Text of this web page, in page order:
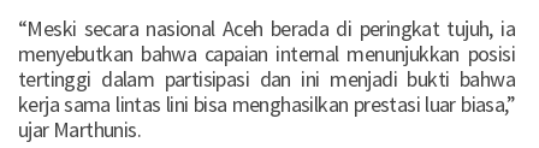
“Meski secara nasional Aceh berada di peringkat tujuh, ia
menyebutkan bahwa capaian internal menunjukkan posisi
tertinggi dalam partisipasi dan ini menjadi bukti bahwa
kerja sama lintas lini bisa menghasilkan prestasi luar biasa,”
ujar Marthunis.